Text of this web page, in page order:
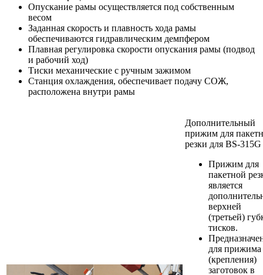
Опускание рамы осуществляется под собственным
весом
Заданная скорость и плавность хода рамы
обеспечиваются гидравлическим демпфером
Плавная регулировка скорости опускания рамы (подвод
и рабочий ход)
Тиски механические с ручным зажимом
Станция охлаждения, обеспечивает подачу СОЖ,
расположена внутри рамы
Дополнительный
прижим для
резки для BS-315G
Прижим для
пакетной
является
верхней
(третьей)
тисков.
для прижима
(крепления)
заготовок в